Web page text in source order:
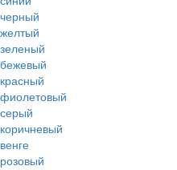
черный
желтый
зеленый
бежевый
красный
фиолетовый
серый
коричневый
венге
розовый